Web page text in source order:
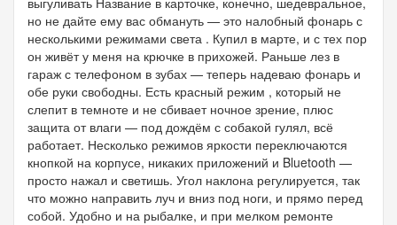
но не дайте ему вас обмануть — это налобный фонарь с
несколькими режимами света . Купил в марте, и с тех пор
он живёт у меня на крючке в прихожей. Раньше лез в
гараж с телефоном в зубах — теперь надеваю фонарь и
обе руки свободны. Есть красный режим , который не
слепит в темноте и не сбивает ночное зрение, плюс
защита от влаги — под дождём с собакой гулял, всё
работает. Несколько режимов яркости переключаются
кнопкой на корпусе, никаких приложений и Bluetooth —
просто нажал и светишь. Угол наклона регулируется, так
что можно направить луч и вниз под ноги, и прямо перед
собой. Удобно и на рыбалке, и при мелком ремонте